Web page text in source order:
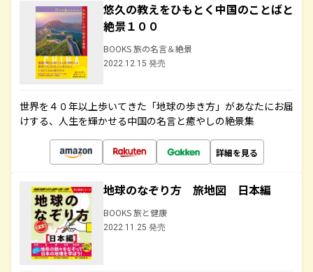
悠久の教えをひもとく中国のことばと
絶景１００
BOOKS 旅の名言＆絶景
2022.12.15 発売
世界を４０年以上歩いてきた「地球の歩き方」があなたにお届
けする、人生を輝かせる中国の名言と癒やしの絶景集
詳細を見る
地球のなぞり方 旅地図 日本編
BOOKS 旅と健康
2022.11.25 発売